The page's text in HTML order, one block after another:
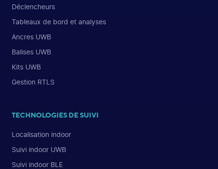
Déclencheurs
Tableaux de bord et analyses
Ancres UWB
Balises UWB
Kits UWB
Gestion RTLS
TECHNOLOGIES DE SUIVI
Localisation indoor
Suivi indoor UWB
Suivi indoor BLE